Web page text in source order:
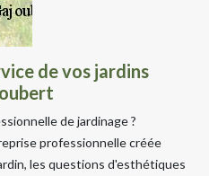
de vos jardins
de jardinage ?
professionnelle créée
les questions d'esthétiques